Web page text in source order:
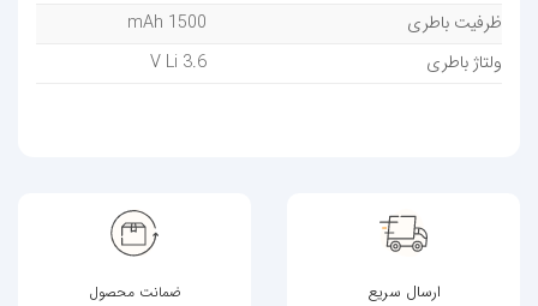
ظرفیت باطری
1500 mAh
ولتاژ باطری
3.6 V Li
ارسال سریع ضمانت محصول